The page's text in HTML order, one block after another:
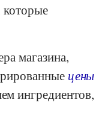
магазина,
цены
ингредиентов,